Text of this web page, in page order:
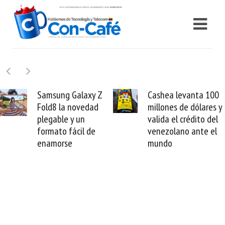
Samsung Galaxy Z
Fold8 la novedad
plegable y un
formato fácil de
enamorse
Cashea levanta 100
millones de dólares y
valida el crédito del
venezolano ante el
mundo